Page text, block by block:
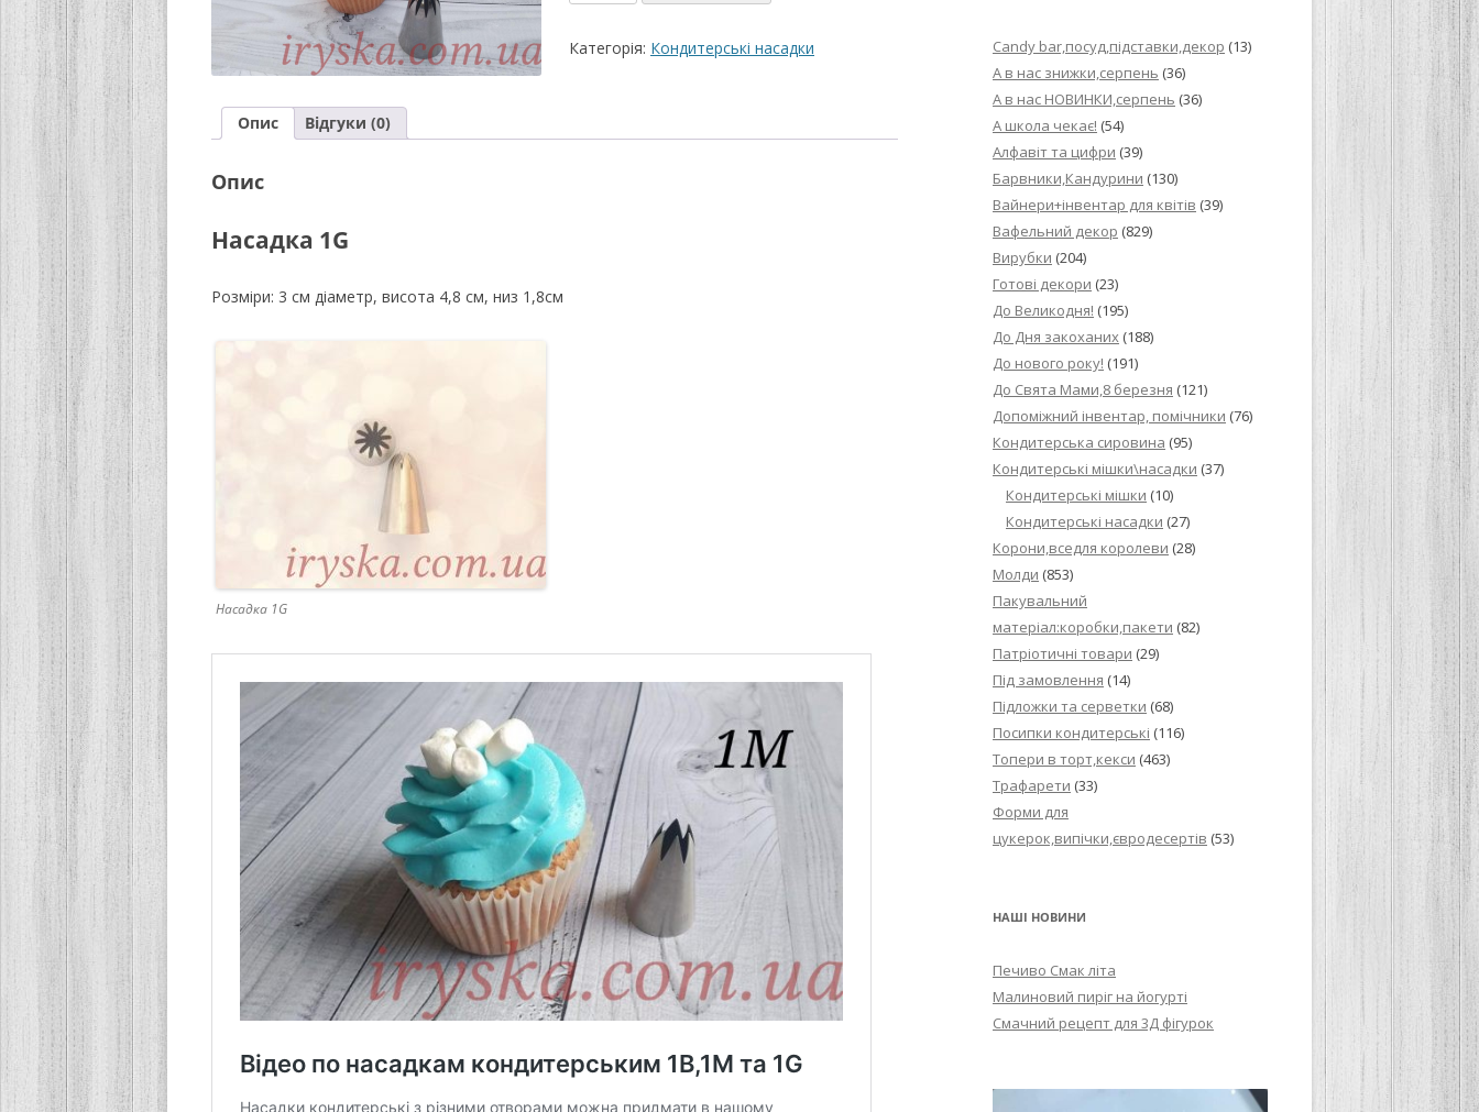
ТОРТУ,РЕЦЕПТ ПРИГОТУВАННЯ
РЕЦЕПТ МАСТИКИ ДЛЯ
ПОКРИТТЯ ТОРТІВ НА ОСНОВІ
РЕЦЕПТ ЛИМОННОГО ПИРОГА З
МИГДАЛЬНЕ ПЕЧИВКО
“ЗГУЩЕНОГО МОЛОКА БАГАТО
НЕ БУВАЄ АБО УЛЮБЛЕНИЙ
ДЕСЕРТ АРГЕНТИНЦІВ”
1G
Категорія: Кондитерські насадки
Опис Відгуки (0)
Опис
Насадка 1G
Розміри: 3 см діаметр, висота 4,8 см, низ 1,8см
Насадка 1G
Candy bar,посуд,підставки,декор (13)
А в нас знижки,серпень (36)
А в нас НОВИНКИ,серпень (36)
А школа чекає! (54)
Алфавіт та цифри (39)
Барвники,Кандурини (130)
Вайнери+інвентар для квітів (39)
Вафельний декор (829)
Вирубки (204)
Готові декори (23)
До Великодня! (195)
До Дня закоханих (188)
До нового року! (191)
До Свята Мами,8 березня (121)
Допоміжний інвентар, помічники (76)
Кондитерська сировина (95)
Кондитерські мішки\насадки (37)
Кондитерські мішки (10)
Кондитерські насадки (27)
Корони,вседля королеви (28)
Молди (853)
Пакувальний
матеріал:коробки,пакети (82)
Патріотичні товари (29)
Під замовлення (14)
Підложки та серветки (68)
Посипки кондитерські (116)
Топери в торт,кекси (463)
Трафарети (33)
Форми для
цукерок,випічки,євродесертів (53)
НАШІ НОВИНИ
Печиво Смак літа
Малиновий пиріг на йогурті
Смачний рецепт для 3Д фігурок